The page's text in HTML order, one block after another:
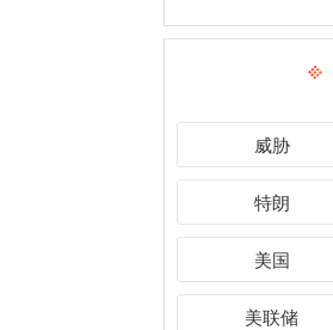
威胁
特朗
美国
美联储